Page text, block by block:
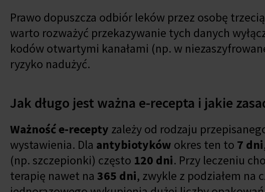
Prawo dopuszcza odbiór leków przez osobę
warto rozważyć przekazywanie tych danych
kodów otwartymi kanałami (np. w
ryzyko nadużyć.
Jak długo jest ważna e-recepta i jakie
Ważność e-recepty zależy od rodzaju
wystawienia. Dla antybiotyków okres ten to 7 dni
(np. szczepionki) często 120 dni. Przy leczeniu
terapię nawet na 365 dni, zwykle z podziałem na